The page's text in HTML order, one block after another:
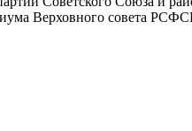
Верховного совета